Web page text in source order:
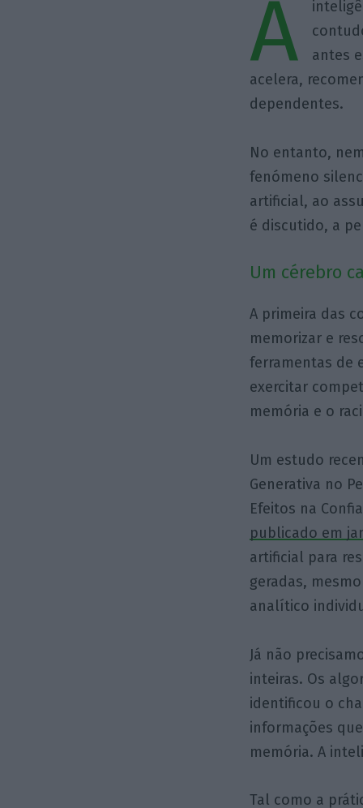
A
antes
acelera,
dependentes.
No entanto,
fenómeno
artificial, ao
é discutido, a
Um cérebro
A primeira das
memorizar e
ferramentas de
exercitar
memória e o
Um estudo
Generativa no
Efeitos na
publicado em
artificial para
geradas,
analítico
Já não
inteiras. Os
identificou o
informações
memória. A
Tal como a